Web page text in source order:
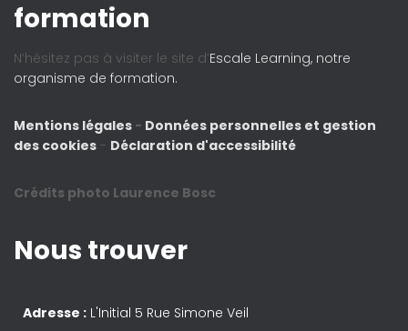
formation
N’hésitez pas à visiter le site d’Escale Learning, notre
organisme de formation.
Mentions légales - Données personnelles et gestion
des cookies - Déclaration d'accessibilité
Crédits photo Laurence Bosc
Nous trouver
Adresse : L'Initial 5 Rue Simone Veil